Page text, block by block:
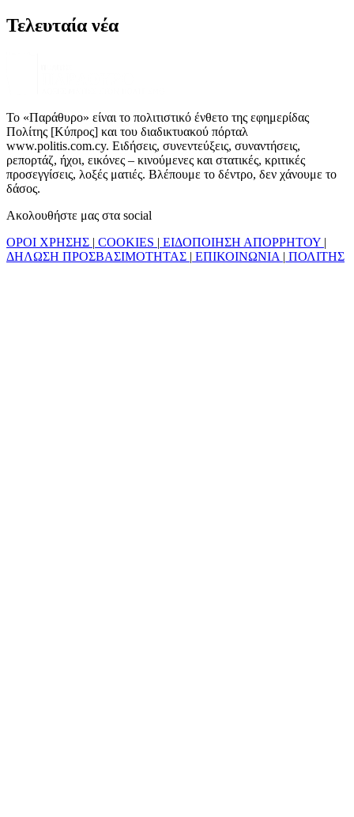
Τελευταία νέα
Το «Παράθυρο» είναι το πολιτιστικό ένθετο της εφημερίδας
Πολίτης [Κύπρος] και του διαδικτυακού πόρταλ
www.politis.com.cy. Ειδήσεις, συνεντεύξεις, συναντήσεις,
ρεπορτάζ, ήχοι, εικόνες – κινούμενες και στατικές, κριτικές
προσεγγίσεις, λοξές ματιές. Βλέπουμε το δέντρο, δεν χάνουμε το
δάσος.
Ακολουθήστε μας στα social
ΟΡΟΙ ΧΡΗΣΗΣ | COOKIES | ΕΙΔΟΠΟΙΗΣΗ ΑΠΟΡΡΗΤΟΥ |
ΔΗΛΩΣΗ ΠΡΟΣΒΑΣΙΜΟΤΗΤΑΣ | ΕΠΙΚΟΙΝΩΝΙΑ | ΠΟΛΙΤΗΣ